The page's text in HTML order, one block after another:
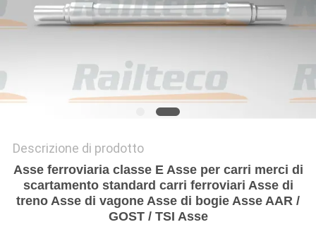
Descrizione di prodotto
Asse ferroviaria classe E Asse per carri merci di
scartamento standard carri ferroviari Asse di
treno Asse di vagone Asse di bogie Asse AAR /
GOST / TSI Asse